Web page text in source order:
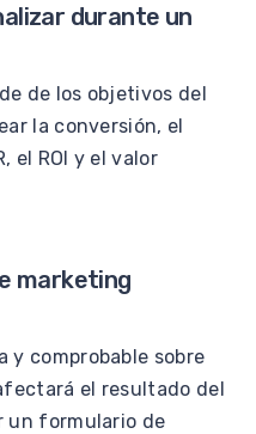
durante un
de los objetivos del
la conversión, el
el ROI y el valor
marketing
y comprobable sobre
el resultado del
un formulario de